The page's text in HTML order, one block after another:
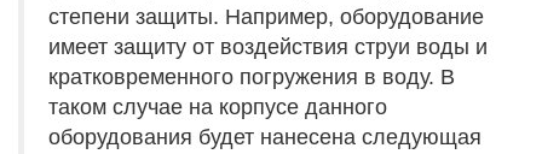
степени защиты. Например, оборудование
имеет защиту от воздействия струи воды и
кратковременного погружения в воду. В
таком случае на корпусе данного
оборудования будет нанесена следующая